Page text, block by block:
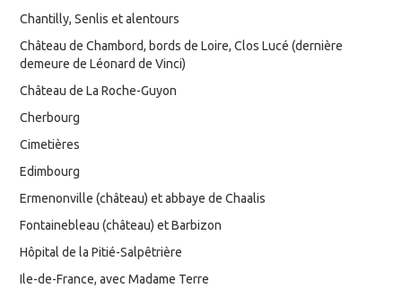
Chantilly, Senlis et alentours
Château de Chambord, bords de Loire, Clos Lucé (dernière
demeure de Léonard de Vinci)
Château de La Roche-Guyon
Cherbourg
Cimetières
Edimbourg
Ermenonville (château) et abbaye de Chaalis
Fontainebleau (château) et Barbizon
Hôpital de la Pitié-Salpêtrière
Ile-de-France, avec Madame Terre